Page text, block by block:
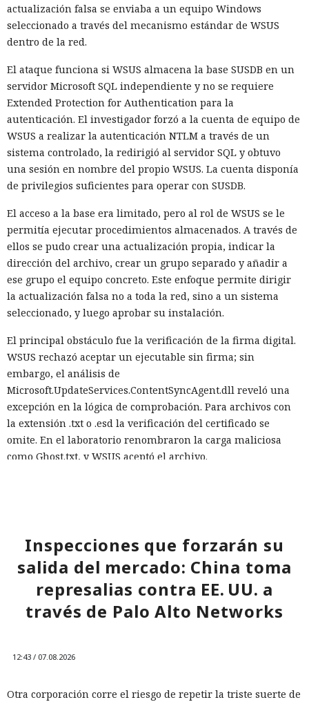
actualización falsa se enviaba a un equipo Windows
seleccionado a través del mecanismo estándar de WSUS
dentro de la red.
El ataque funciona si WSUS almacena la base SUSDB en un
servidor Microsoft SQL independiente y no se requiere
Extended Protection for Authentication para la
autenticación. El investigador forzó a la cuenta de equipo de
WSUS a realizar la autenticación NTLM a través de un
sistema controlado, la redirigió al servidor SQL y obtuvo
una sesión en nombre del propio WSUS. La cuenta disponía
de privilegios suficientes para operar con SUSDB.
El acceso a la base era limitado, pero al rol de WSUS se le
permitía ejecutar procedimientos almacenados. A través de
ellos se pudo crear una actualización propia, indicar la
dirección del archivo, crear un grupo separado y añadir a
ese grupo el equipo concreto. Este enfoque permite dirigir
la actualización falsa no a toda la red, sino a un sistema
seleccionado, y luego aprobar su instalación.
El principal obstáculo fue la verificación de la firma digital.
WSUS rechazó aceptar un ejecutable sin firma; sin
embargo, el análisis de
Microsoft.UpdateServices.ContentSyncAgent.dll reveló una
excepción en la lógica de comprobación. Para archivos con
la extensión .txt o .esd la verificación del certificado se
omite. En el laboratorio renombraron la carga maliciosa
como Ghost.txt, y WSUS aceptó el archivo.
mismo escenario puede ocurrir sin acción del usuario. Para
automatizar la cadena, SpecterOps publicó NotWSUSpicious,
que genera las consultas SQL necesarias y permite
reproducir el ataque en una infraestructura de pruebas.
reducir el riesgo, la empresa aconseja exigir Extended
WSUS, restringir el acceso de red a ese servidor y supervisar
Inspecciones que forzarán su
salida del mercado: China toma
represalias contra EE. UU. a
través de Palo Alto Networks
12:43 / 07.08.2026
Otra corporación corre el riesgo de repetir la triste suerte de